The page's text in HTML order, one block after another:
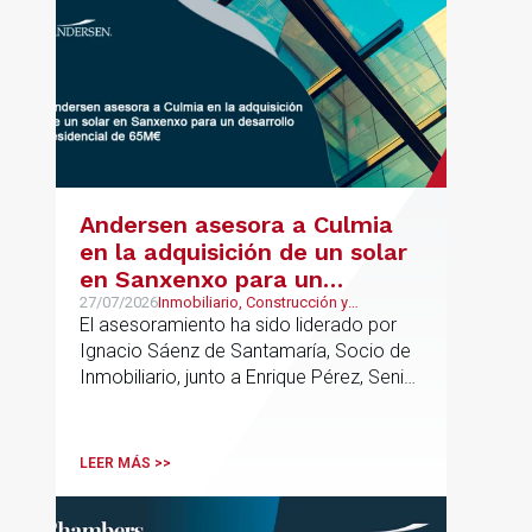
Andersen asesora a Culmia
en la adquisición de un solar
en Sanxenxo para un
desarrollo residencial de
65M€
27/07/2026Inmobiliario, Construcción y
Urbanismo
El asesoramiento ha sido liderado por
Ignacio Sáenz de Santamaría, Socio de
Inmobiliario, junto a Enrique Pérez, Senior
Morales, Socio, Pablo López, Asociado
del departamento de Urbanismo. La
LEER MÁS >>